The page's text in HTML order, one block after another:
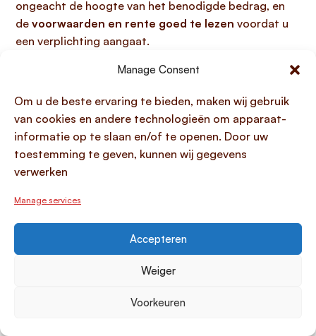
Manage Consent
Om u de beste ervaring te bieden, maken wij gebruik
van cookies en andere technologieën om apparaat-
informatie op te slaan en/of te openen. Door uw
toestemming te geven, kunnen wij gegevens
verwerken
Manage services
Accepteren
Weiger
Voorkeuren
ongeacht de hoogte van het benodigde bedrag, en
de voorwaarden en rente goed te lezen voordat u
een verplichting aangaat.
Geld lenen bij Rabobank:
opties en voorwaarden
Rabobank is een van de grootste banken in Nederland
en biedt diverse leenopties voor zowel particulieren
als bedrijven, waarbij zij onder toezicht staat van de
en de Europese Centrale Bank. Voor particulieren zijn
hypothekeneen van de belangrijkste leenproducten,
waarbij u kunt kiezen uit zowel een
eenvariabele rente. Bij een hypotheekaanvraag bij
Rabobank heeft u ruime keuze in de